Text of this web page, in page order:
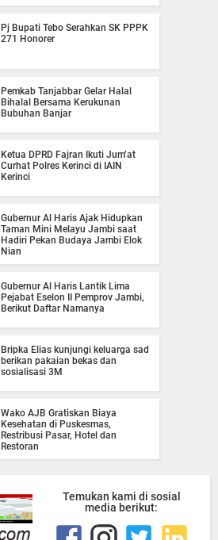
Pj Bupati Tebo Serahkan SK PPPK
271 Honorer
Pemkab Tanjabbar Gelar Halal
Bihalal Bersama Kerukunan
Bubuhan Banjar
Ketua DPRD Fajran Ikuti Jum’at
Curhat Polres Kerinci di IAIN
Kerinci
Gubernur Al Haris Ajak Hidupkan
Taman Mini Melayu Jambi saat
Hadiri Pekan Budaya Jambi Elok
Nian
Gubernur Al Haris Lantik Lima
Pejabat Eselon II Pemprov Jambi,
Berikut Daftar Namanya
Bripka Elias kunjungi keluarga sad
berikan pakaian bekas dan
sosialisasi 3M
Wako AJB Gratiskan Biaya
Kesehatan di Puskesmas,
Restribusi Pasar, Hotel dan
Restoran
Temukan kami di sosial
media berikut: